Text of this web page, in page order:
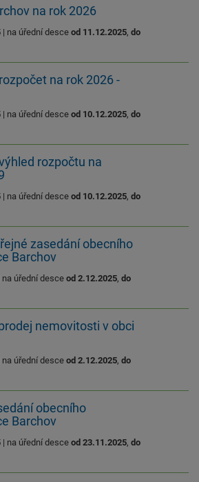
na rok 2026
| na úřední desce od 11.12.2025, do
na rok 2026 -
| na úřední desce od 10.12.2025, do
rozpočtu na
| na úřední desce od 10.12.2025, do
zasedání obecního
Barchov
na úřední desce od 2.12.2025, do
nemovitosti v obci
na úřední desce od 2.12.2025, do
obecního
Barchov
| na úřední desce od 23.11.2025, do